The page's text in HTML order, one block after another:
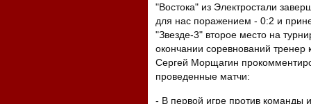
"Востока" из Электростали
для нас поражением - 0:2 и
"Звезде-3" второе место на
окончании соревнований тренер
Сергей Морщагин
проведенные матчи:
- В первой игре против команды